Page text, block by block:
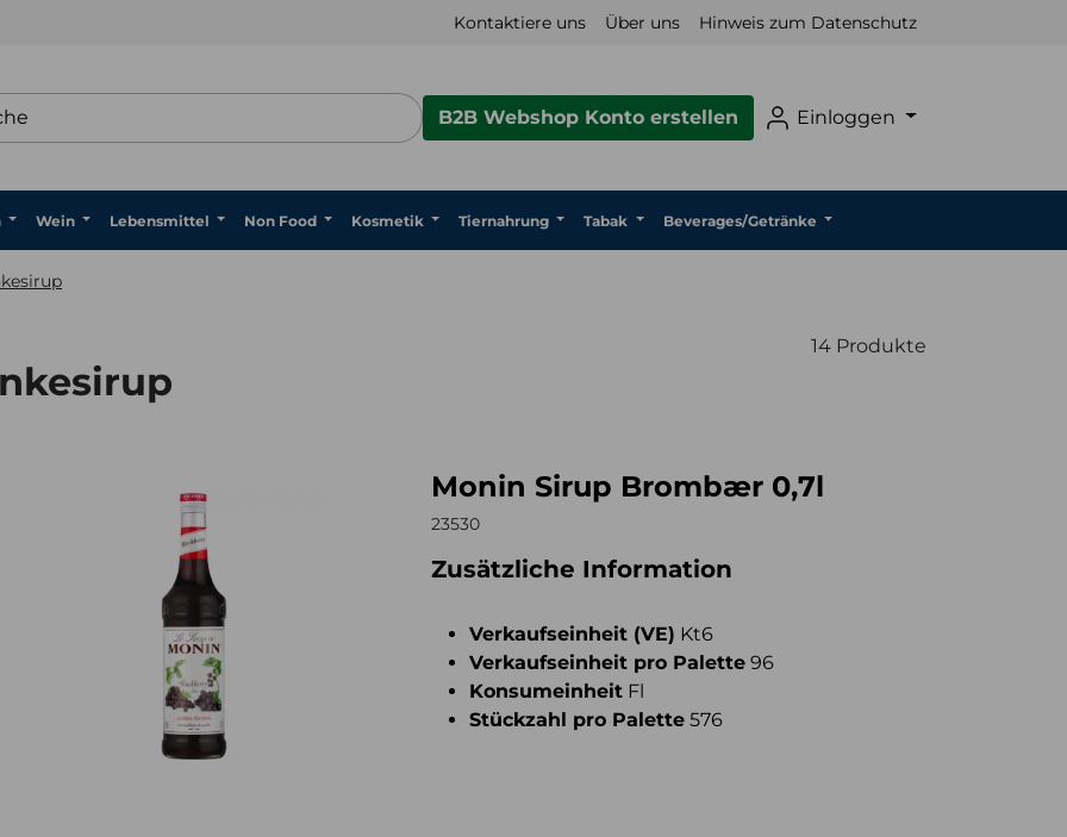
Kontaktiere uns Über uns Hinweis zum Datenschutz
B2B Webshop Konto erstellen Einloggen
Wein Lebensmittel Non Food Kosmetik Tiernahrung Tabak Beverages/Getränke
14 Produkte
Monin Sirup Brombær 0,7l
23530
Zusätzliche Information
Verkaufseinheit (VE) Kt6
Verkaufseinheit pro Palette 96
Konsumeinheit Fl
Stückzahl pro Palette 576